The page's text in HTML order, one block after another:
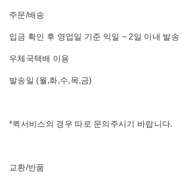
주문/배송
입금 확인 후 영업일 기준 익일 ~ 2일 이내 발송
우체국택배 이용
발송일 (월,화,수,목,금)
*퀵서비스의 경우 따로 문의주시기 바랍니다.
교환/반품